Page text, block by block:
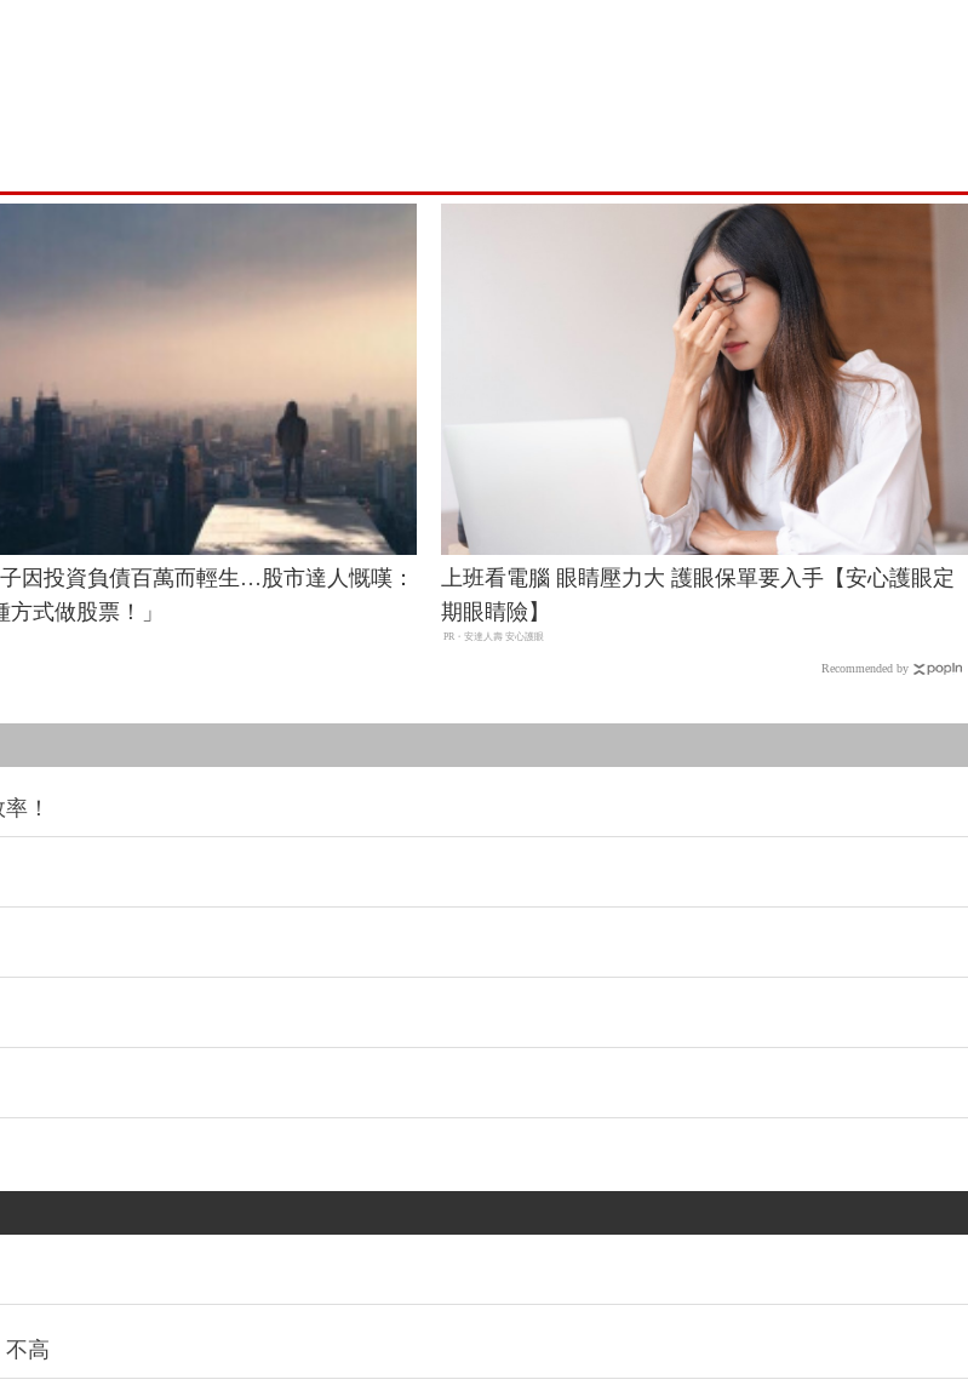
因投資負債百萬而輕生…股市達人慨嘆：
方式做股票！」
上班看電腦 眼睛壓力大 護眼保單要入手【安心護眼定
期眼睛險】
PR・安達人壽 安心護眼
Recommended by
！
不高